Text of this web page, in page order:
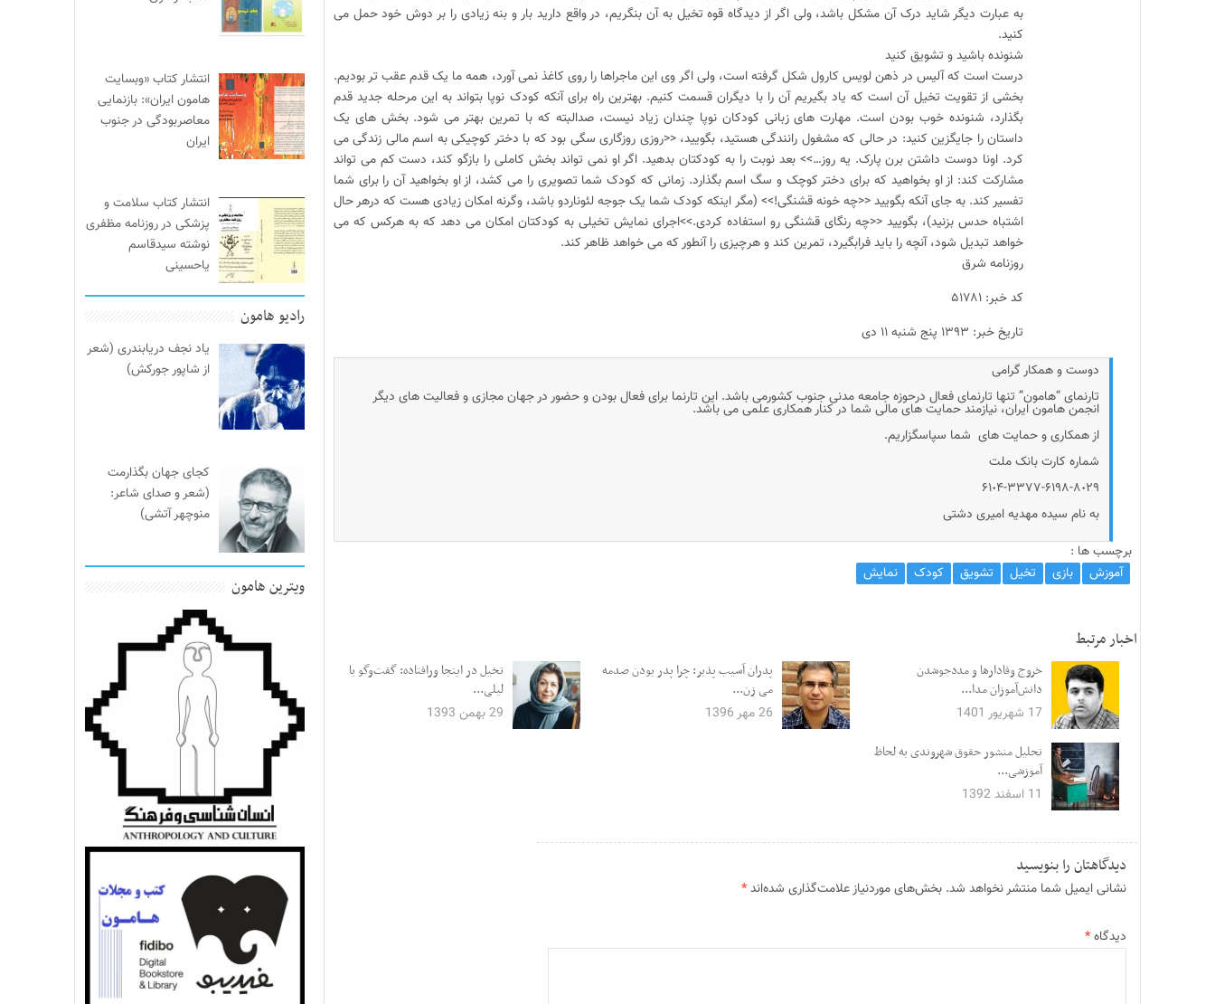
به عبارت دیگر شاید درک آن مشکل باشد، ولی اگر از دیدگاه قوه تخیل به آن بنگریم، در واقع دارید بار و بنه زیادی را بر دوش خود حمل می
کنید.
شنونده باشید و تشویق کنید
درست است که آلیس در ذهن لویس کارول شکل گرفته است، ولی اگر وی این ماجراها را روی کاغذ نمی آورد، همه ما یک قدم عقب تر بودیم.
بخشی از تقویت تخیل آن است که یاد بگیریم آن را با دیگران قسمت کنیم. بهترین راه برای آنکه کودک نوپا بتواند به این مرحله جدید قدم
بگذارد، شنونده خوب بودن است. مهارت های زبانی کودکان نوپا چندان زیاد نیست، صدالبته که با تمرین بهتر می شود. بخش های یک
داستان را جایگزین کنید: در حالی که مشغول رانندگی هستید، بگویید، <<روزی روزگاری سگی بود که با دختر کوچیکی به اسم مالی زندگی می
کرد. اونا دوست داشتن برن پارک. یه روز…>> بعد نوبت را به کودکتان بدهید. اگر او نمی تواند بخش کاملی را بازگو کند، دست کم می تواند
مشارکت کند: از او بخواهید که برای دختر کوچک و سگ اسم بگذارد. زمانی که کودک شما تصویری را می کشد، از او بخواهید آن را برای شما
تفسیر کند. به جای آنکه بگویید <<چه خونه قشنگی!>> (مگر اینکه کودک شما یک جوجه لئوناردو باشد، وگرنه امکان زیادی هست که درهر حال
اشتباه حدس بزنید)، بگویید <<چه رنگای قشنگی رو استفاده کردی.>>اجرای نمایش تخیلی به کودکتان امکان می دهد که به هرکس که می
خواهد تبدیل شود، آنچه را باید فرابگیرد، تمرین کند و هرچیزی را آنطور که می خواهد ظاهر کند.
روزنامه شرق
کد خبر: ۵۱۷۸۱
تاریخ خبر: ۱۳۹۳ پنج شنبه ۱۱ دی
دوست و همکار گرامی
تارنمای “هامون” تنها تارنمای فعال درحوزه جامعه مدنی جنوب کشورمی باشد. این تارنما برای فعال بودن و حضور در جهان مجازی و فعالیت های دیگر
انجمن هامون ایران، نیازمند حمایت های مالی شما در کنار همکاری علمی می باشد.
از همکاری و حمایت های شما سپاسگزاریم.
شماره کارت بانک ملت
۶۱٠۴-۳۳۷۷-۶۱۹۸-۸٠۲۹
به نام سیده مهدیه امیری دشتی
برچسب ها :
آموزش
بازی تخیل تشویق کودک نمایش
اخبار مرتبط
خروج وفادارها و مددجوشدن
دانش‌آموزان مدا...
17 شهریور 1401
پدران آسیب پذیر: چرا پدر بودن صدمه
می زن...
26 مهر 1396
تخیل در اینجا ورافتاده: گفت‌و‌گو با
لیلی...
29 بهمن 1393
تحلیل منشور حقوق شهروندی به لحاظ
آموزشی...
11 اسفند 1392
دیدگاهتان را بنویسید
نشانی ایمیل شما منتشر نخواهد شد. بخش‌های موردنیاز علامت‌گذاری شده‌اند*
دیدگاه*
انتشار کتاب «وبسایت
هامون ایران»: بازنمایی
معاصربودگی در جنوب
ایران
انتشار کتاب سلامت و
پزشکی در روزنامه مظفری
نوشته سیدقاسم
یاحسینی
رادیو هامون
یاد نجف دریابندری (شعر
از شاپور جورکش)
کجای جهان بگذارمت
(شعر و صدای شاعر:
منوچهر آتشی)
ویترین هامون